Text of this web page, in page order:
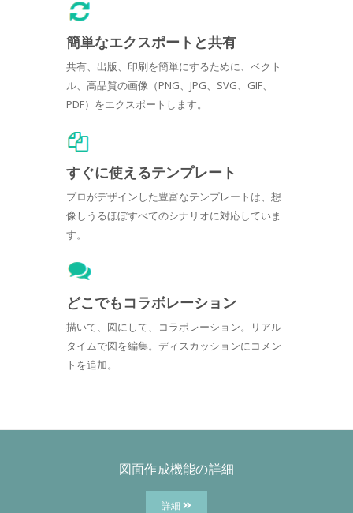
簡単なエクスポートと共有
共有、出版、印刷を簡単にするために、ベクト
ル、高品質の画像（PNG、JPG、SVG、GIF、
PDF）をエクスポートします。
すぐに使えるテンプレート
プロがデザインした豊富なテンプレートは、想
像しうるほぼすべてのシナリオに対応していま
す。
どこでもコラボレーション
描いて、図にして、コラボレーション。リアル
タイムで図を編集。ディスカッションにコメン
トを追加。
図面作成機能の詳細
詳細